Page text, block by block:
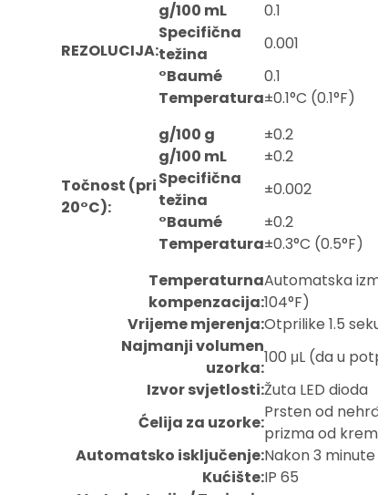
REZOLUCIJA:
g/100 mL
0.1
Specifična
težina
0.001
°Baumé
0.1
Temperatura±0.1°C (0.1°F)
Točnost (pri
20°C):
g/100 g
±0.2
g/100 mL
±0.2
Specifična
težina
±0.002
°Baumé
±0.2
Temperatura±0.3°C (0.5°F)
Temperaturna
kompenzacija:
Automatska
104°F)
Vrijeme mjerenja:Otprilike 1.5
Najmanji volumen
uzorka:
100 μL (da u
Izvor svjetlosti:Žuta LED dioda
Ćelija za uzorke:
Prsten od
prizma od
Automatsko isključenje:Nakon 3
Kućište:IP 65